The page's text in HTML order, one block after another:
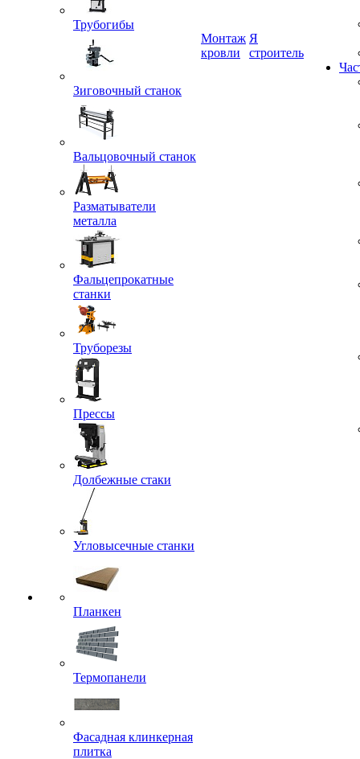
Трубогибы
Зиговочный станок
Вальцовочный станок
Разматыватели
металла
Фальцепрокатные
станки
Труборезы
Прессы
Долбежные стаки
Угловысечные станки
Планкен
Термопанели
Фасадная клинкерная
плитка
Монтаж
Я